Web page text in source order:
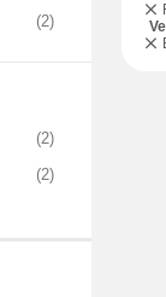
(2)
(2)
(2)